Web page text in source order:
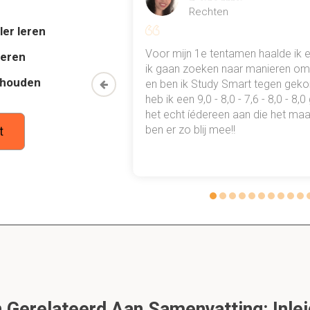
werkzaamheden zijn van een arbeidsdeskundige?
tegen functie
Laat hier meer flashcards zien
leren
mn
een heel
gewoon
Rechten
Voor mijn 1e tentamen haalde ik
ik gaan zoeken naar manieren
en ben ik Study Smart tegen
heb ik een 9,0 - 8,0 - 7,6 - 8,0 -
het echt íédereen aan die het
ben er zo blij mee!!